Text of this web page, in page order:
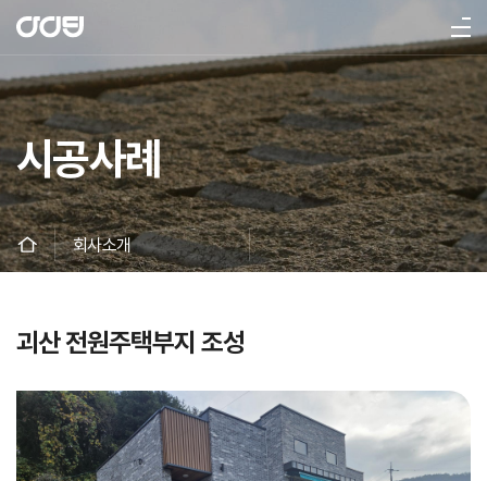
시공사례
회사소개
인사말
비전
회사연혁
인증현황
조직도
찾아오시는길
제품소개
평면형 옹벽제품
다면형 옹벽제품
곡면형 옹벽제품
보강토형 아이블록
하천보호제품
주차공간 조성용 제품
시공사례
고객지원
공지사항
자료실
갤러리
문의
괴산 전원주택부지 조성